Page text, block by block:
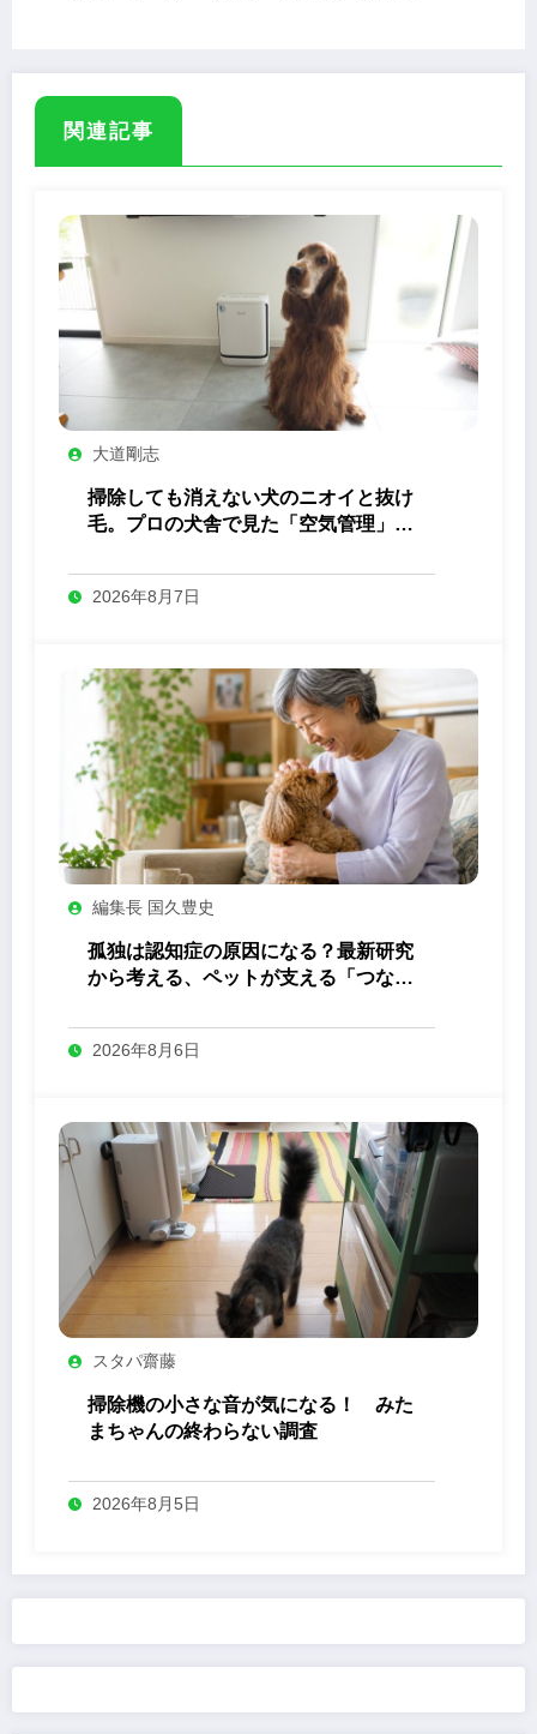
関連記事
大道剛志
掃除しても消えない犬のニオイと抜け
毛。プロの犬舎で見た「空気管理」の
2026年8月7日
編集長 国久豊史
孤独は認知症の原因になる？最新研究
から考える、ペットが支える「つなが
2026年8月6日
スタパ齋藤
掃除機の小さな音が気になる！ みた
まちゃんの終わらない調査
2026年8月5日